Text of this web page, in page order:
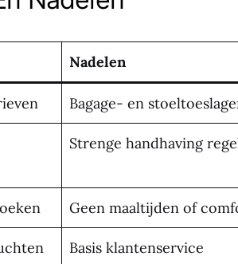
Nadelen
Bagage- en
Strenge handhaving
Geen maaltijden of
Basis klantenservice